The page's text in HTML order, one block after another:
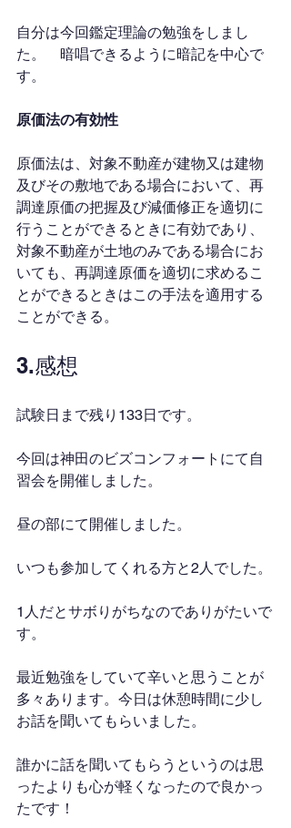
自分は今回鑑定理論の勉強をしまし
た。　暗唱できるように暗記を中心で
す。
原価法の有効性
原価法は、対象不動産が建物又は建物
及びその敷地である場合において、再
調達原価の把握及び減価修正を適切に
行うことができるときに有効であり、
対象不動産が土地のみである場合にお
いても、再調達原価を適切に求めるこ
とができるときはこの手法を適用する
ことができる。
3.感想
試験日まで残り133日です。
今回は神田のビズコンフォートにて自
習会を開催しました。
昼の部にて開催しました。
いつも参加してくれる方と2人でした。
1人だとサボりがちなのでありがたいで
す。
最近勉強をしていて辛いと思うことが
多々あります。今日は休憩時間に少し
お話を聞いてもらいました。
誰かに話を聞いてもらうというのは思
ったよりも心が軽くなったので良かっ
たです！